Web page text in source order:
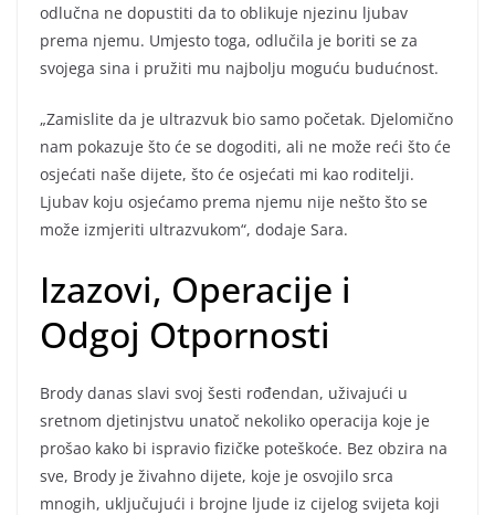
odlučna ne dopustiti da to oblikuje njezinu ljubav
prema njemu. Umjesto toga, odlučila je boriti se za
svojega sina i pružiti mu najbolju moguću budućnost.
„Zamislite da je ultrazvuk bio samo početak. Djelomično
nam pokazuje što će se dogoditi, ali ne može reći što će
osjećati naše dijete, što će osjećati mi kao roditelji.
Ljubav koju osjećamo prema njemu nije nešto što se
može izmjeriti ultrazvukom“, dodaje Sara.
Izazovi, Operacije i
Odgoj Otpornosti
Brody danas slavi svoj šesti rođendan, uživajući u
sretnom djetinjstvu unatoč nekoliko operacija koje je
prošao kako bi ispravio fizičke poteškoće. Bez obzira na
sve, Brody je živahno dijete, koje je osvojilo srca
mnogih, uključujući i brojne ljude iz cijelog svijeta koji